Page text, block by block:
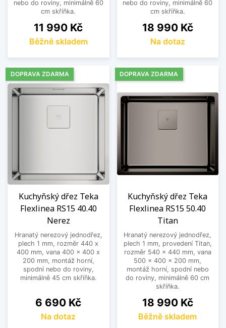
nebo do roviny, minimálně 60
cm skříňka.
Cena
11 990 Kč
Běžně skladem
nebo do roviny, minimálně 60
cm skříňka.
Cena
18 990 Kč
Na dotaz
Kuchyňský dřez Teka
Flexlinea RS15 40.40
Nerez
Hranatý nerezový jednodřez,
plech 1 mm, rozměr 440 x
400 mm, vana 400 x 400 x
200 mm, montáž horní,
spodní nebo do roviny,
minimálně 45 cm skříňka.
Cena
6 690 Kč
Na dotaz
DOPRAVA ZDARMA
Kuchyňský dřez Teka
Flexlinea RS15 50.40
Titan
Hranatý nerezový jednodřez,
plech 1 mm, provedení Titan,
rozměr 540 x 440 mm, vana
500 x 400 x 200 mm,
montáž horní, spodní nebo
do roviny, minimálně 60 cm
skříňka.
Cena
18 990 Kč
Běžně skladem
DOPRAVA ZDARMA